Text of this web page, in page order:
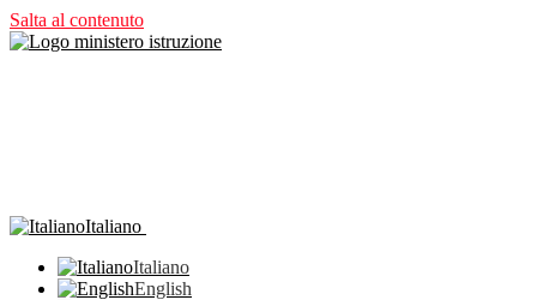
Salta al contenuto
Italiano
Italiano
English